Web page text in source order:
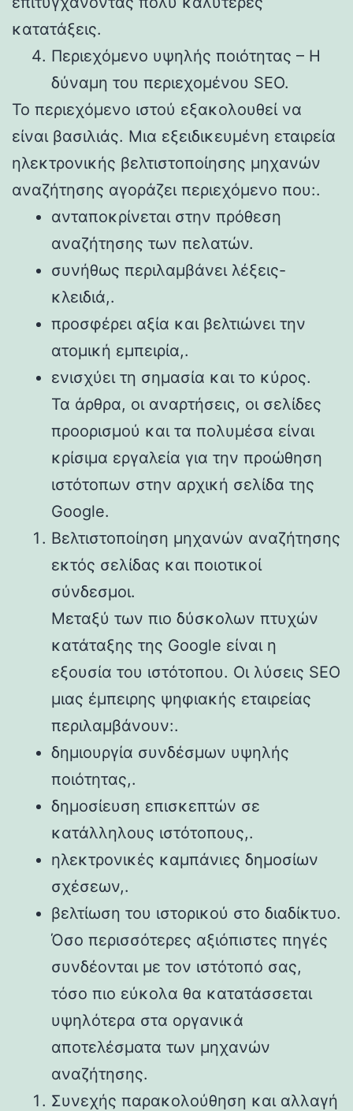
κατατάξεις.
Περιεχόμενο υψηλής ποιότητας – Η
δύναμη του περιεχομένου SEO.
Το περιεχόμενο ιστού εξακολουθεί να
είναι βασιλιάς. Μια εξειδικευμένη εταιρεία
ηλεκτρονικής βελτιστοποίησης μηχανών
αναζήτησης αγοράζει περιεχόμενο που:.
ανταποκρίνεται στην πρόθεση
αναζήτησης των πελατών.
συνήθως περιλαμβάνει λέξεις-
κλειδιά,.
προσφέρει αξία και βελτιώνει την
ατομική εμπειρία,.
ενισχύει τη σημασία και το κύρος.
Τα άρθρα, οι αναρτήσεις, οι σελίδες
προορισμού και τα πολυμέσα είναι
κρίσιμα εργαλεία για την προώθηση
ιστότοπων στην αρχική σελίδα της
Google.
Βελτιστοποίηση μηχανών αναζήτησης
εκτός σελίδας και ποιοτικοί
σύνδεσμοι.
Μεταξύ των πιο δύσκολων πτυχών
κατάταξης της Google είναι η
εξουσία του ιστότοπου. Οι λύσεις SEO
μιας έμπειρης ψηφιακής εταιρείας
περιλαμβάνουν:.
δημιουργία συνδέσμων υψηλής
ποιότητας,.
δημοσίευση επισκεπτών σε
κατάλληλους ιστότοπους,.
ηλεκτρονικές καμπάνιες δημοσίων
σχέσεων,.
βελτίωση του ιστορικού στο διαδίκτυο.
Όσο περισσότερες αξιόπιστες πηγές
συνδέονται με τον ιστότοπό σας,
τόσο πιο εύκολα θα κατατάσσεται
υψηλότερα στα οργανικά
αποτελέσματα των μηχανών
αναζήτησης.
Συνεχής παρακολούθηση και αλλαγή